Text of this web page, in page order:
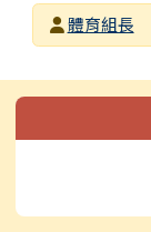
發布者
體育組長
左邊區域內